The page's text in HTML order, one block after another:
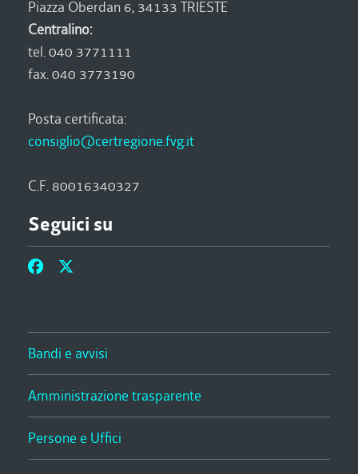
Piazza Oberdan 6, 34133 TRIESTE
Centralino:
tel. 040 3771111
fax. 040 3773190
Posta certificata:
consiglio@certregione.fvg.it
C.F. 80016340327
Seguici su
Bandi e avvisi
Amministrazione trasparente
Persone e Uffici